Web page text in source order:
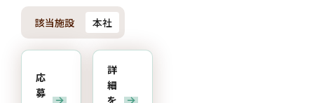
該当施設 本社
応
募
詳
細
を